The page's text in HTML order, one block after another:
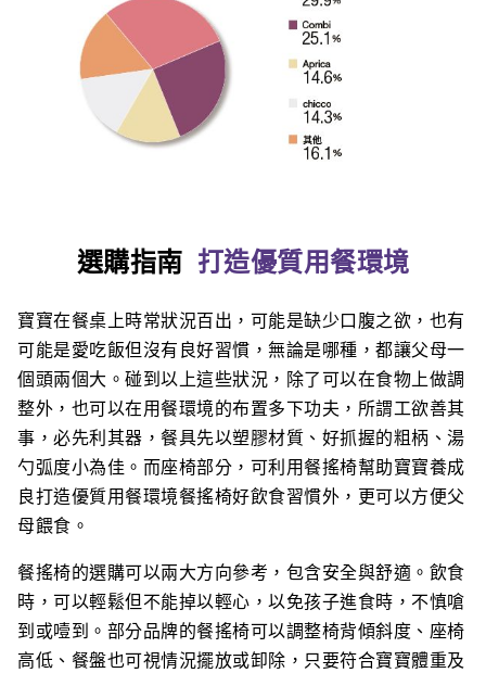
選購指南 打造優質用餐環境
寶寶在餐桌上時常狀況百出，可能是缺少口腹之欲，也有
可能是愛吃飯但沒有良好習慣，無論是哪種，都讓父母一
個頭兩個大。碰到以上這些狀況，除了可以在食物上做調
整外，也可以在用餐環境的布置多下功夫，所謂工欲善其
事，必先利其器，餐具先以塑膠材質、好抓握的粗柄、湯
勺弧度小為佳。而座椅部分，可利用餐搖椅幫助寶寶養成
良打造優質用餐環境餐搖椅好飲食習慣外，更可以方便父
母餵食。
餐搖椅的選購可以兩大方向參考，包含安全與舒適。飲食
時，可以輕鬆但不能掉以輕心，以免孩子進食時，不慎嗆
到或噎到。部分品牌的餐搖椅可以調整椅背傾斜度、座椅
高低、餐盤也可視情況擺放或卸除，只要符合寶寶體重及